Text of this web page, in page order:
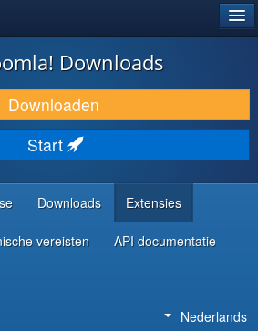
Downloads
Downloaden
Start
Downloads Extensies
vereisten API documentatie
Nederlands